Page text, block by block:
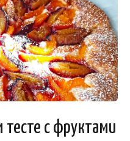
тесте с фруктами